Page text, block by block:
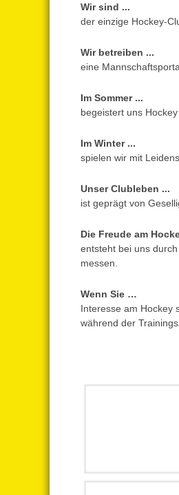
Wir sind ...
der einzige Hockey-
Wir betreiben ...
eine
Im Sommer ...
begeistert uns
Im Winter ...
spielen wir mit
Unser Clubleben ...
ist geprägt von
Die Freude am
entsteht bei uns
messen.
Wenn Sie …
Interesse am Hockey
während der